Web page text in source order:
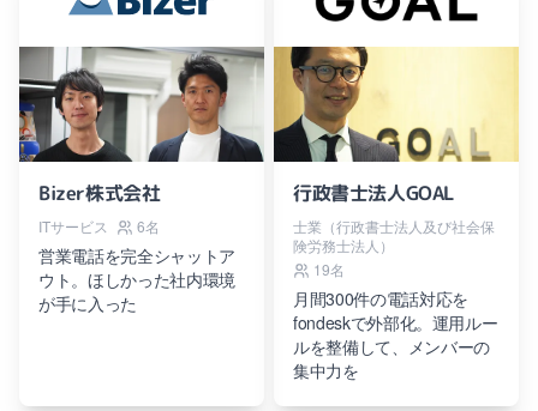
Bizer株式会社
ITサービス 6名
営業電話を完全シャットア
ウト。ほしかった社内環境
が手に入った
行政書士法人GOAL
士業（行政書士法人及び社会保
険労務士法人）
19名
月間300件の電話対応を
fondeskで外部化。運用ルー
ルを整備して、メンバーの
集中力を